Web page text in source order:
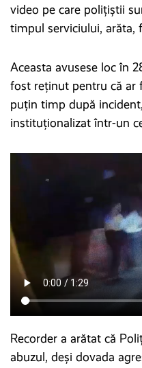
video pe care polițiștii
timpul serviciului, arăta,
Aceasta avusese loc în
fost reținut pentru că ar
puțin timp după
instituționalizat într-un
Recorder a arătat că
abuzul, deși dovada